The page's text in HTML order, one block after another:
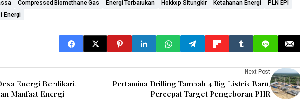
Compressed Biomethane Gas Energi Terbarukan Hokkop Situngkir Ketahanan Energi
PLN EPI
Energi
Energi Berdikari,
Manfaat Energi
Next Post
Pertamina Drilling Tambah 4 Rig Listrik Baru,
Percepat Target Pengeboran PHR